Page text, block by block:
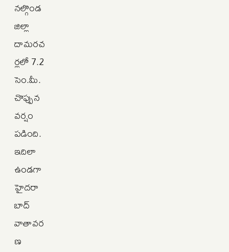
నల్గొండ
జిల్లా
దామరచ
ర్లలో 7.2
సెం.మీ.
చొప్పున
వర్షం
పడింది.
ఇదిలా
ఉండగా
హైదరా
బాద్
వాతావర
ణ